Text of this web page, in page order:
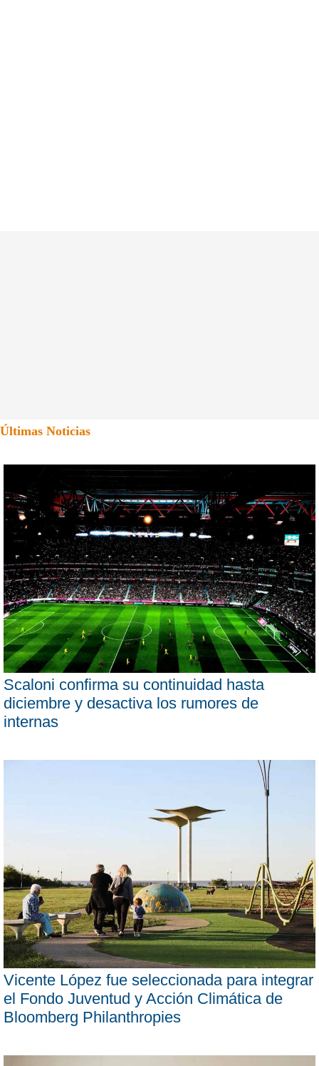
Últimas Noticias
Scaloni confirma su continuidad hasta
diciembre y desactiva los rumores de
internas
Vicente López fue seleccionada para integrar
el Fondo Juventud y Acción Climática de
Bloomberg Philanthropies